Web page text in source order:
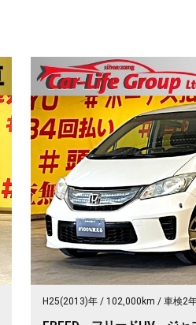
H25(2013)年 102,000km 車検2